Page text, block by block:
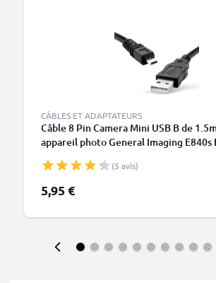
CÂBLES ET ADAPTATEURS
Câble 8 Pin Camera Mini USB B de
appareil photo General Imaging E840s
données noir PVC(5 avis)
5,95 €